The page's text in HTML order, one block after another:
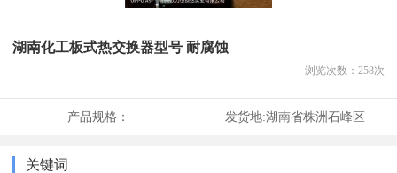
湖南化工板式热交换器型号 耐腐蚀
浏览次数： 258次
产品规格： 发货地:湖南省株洲石峰区
关键词